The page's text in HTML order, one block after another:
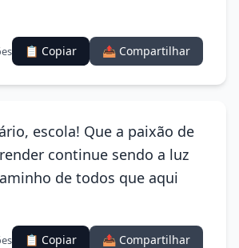
📋 Copiar 📤 Compartilhar
escola! Que a paixão de
continue sendo a luz
de todos que aqui
📋 Copiar 📤 Compartilhar